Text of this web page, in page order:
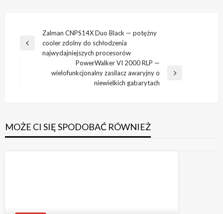
Nawigacja
wpisu
Poprzedni
Zalman CNPS14X Duo Black — potężny
cooler zdolny do schłodzenia
najwydajniejszych procesorów
Następny
PowerWalker VI 2000 RLP —
wielofunkcjonalny zasilacz awaryjny o
niewielkich gabarytach
MOŻE CI SIĘ SPODOBAĆ RÓWNIEŻ